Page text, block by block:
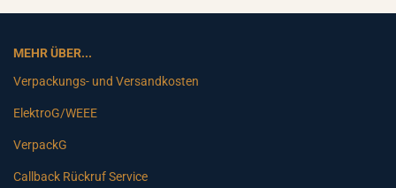
MEHR ÜBER...
Verpackungs- und Versandkosten
ElektroG/WEEE
VerpackG
Callback Rückruf Service